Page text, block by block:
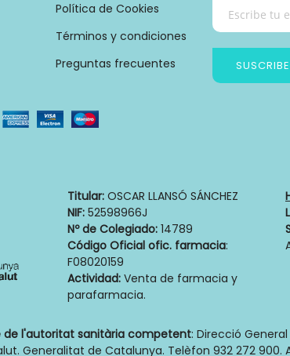
Política de Cookies
Términos y condiciones
Preguntas frecuentes
Titular: OSCAR LLANSÓ SÁNCHEZ
NIF: 52598966J
Nº de Colegiado: 14789
Código Oficial ofic. farmacia:
F08020159
Actividad: Venta de farmacia y
parafarmacia.
de l'autoritat sanitària competent: Direcció
Generalitat de Catalunya. Telèfon 932 272 900.